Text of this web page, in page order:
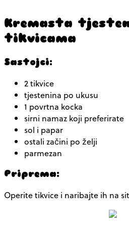
Kremasta
tikvicama
Sastojci:
2 tikvice
tjestenina po ukusu
1 povrtna kocka
sirni namaz koji preferirate
sol i papar
ostali začini po želji
parmezan
Priprema:
Operite tikvice i naribajte ih na